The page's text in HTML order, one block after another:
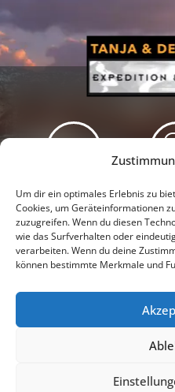
Um dir ein optimales Erlebnis zu
Cookies, um Geräteinformationen
zuzugreifen. Wenn du diesen
wie das Surfverhalten oder
verarbeiten. Wenn du deine
können bestimmte Merkmale und
Newsletter